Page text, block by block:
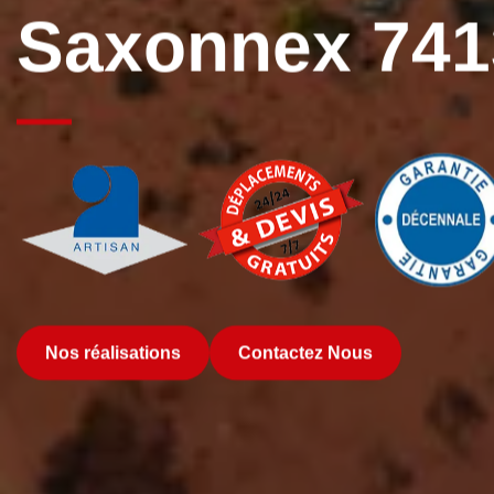
Saxonnex
Nos réalisations Contactez Nous